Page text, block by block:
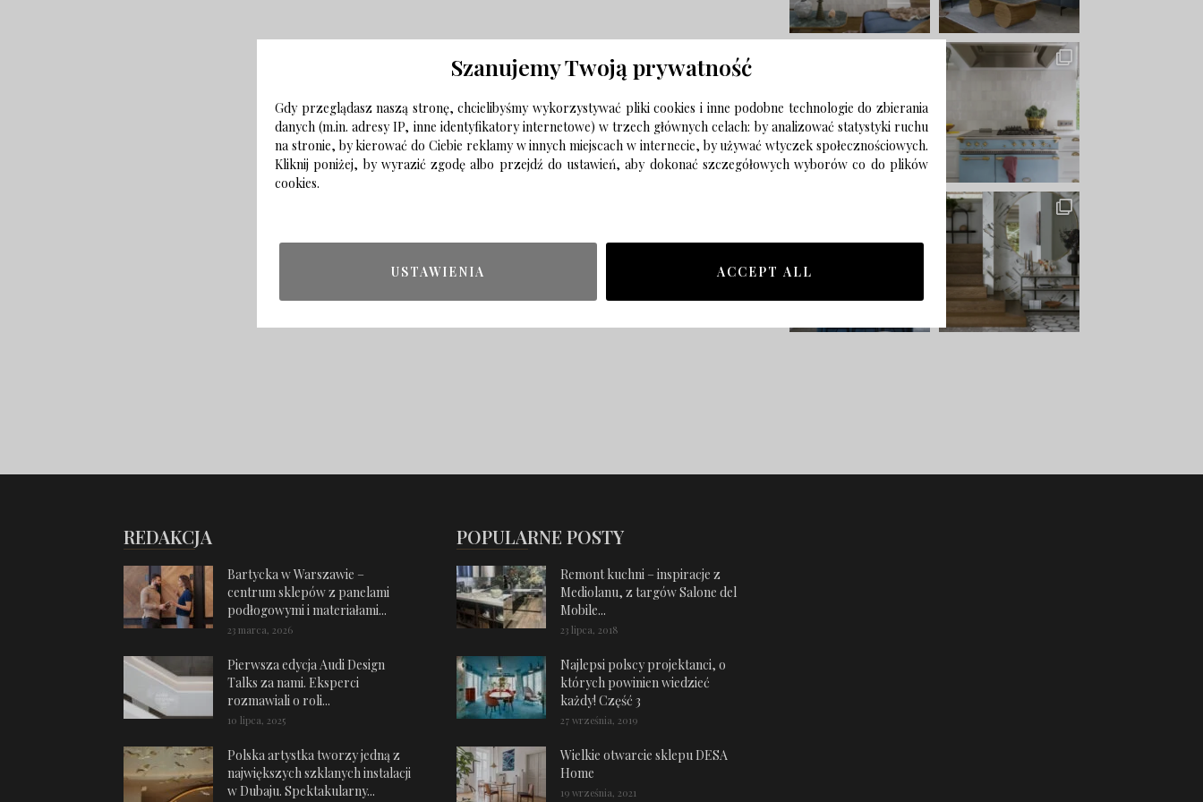
REDAKCJA
Bartycka w Warszawie –
centrum sklepów z panelami
podłogowymi i materiałami...
23 marca, 2026
Pierwsza edycja Audi Design
Talks za nami. Eksperci
rozmawiali o roli...
10 lipca, 2025
Polska artystka tworzy jedną z
największych szklanych instalacji
w Dubaju. Spektakularny...
POPULARNE POSTY
Remont kuchni – inspiracje z
Mediolanu, z targów Salone del
Mobile...
23 lipca, 2018
Najlepsi polscy projektanci, o
których powinien wiedzieć
każdy! Część 3
27 września, 2019
Wielkie otwarcie sklepu DESA
Home
19 września, 2021
Szanujemy Twoją prywatność
Gdy przeglądasz naszą stronę, chcielibyśmy wykorzystywać pliki cookies i inne podobne technologie do zbierania
danych (m.in. adresy IP, inne identyfikatory internetowe) w trzech głównych celach: by analizować statystyki ruchu
na stronie, by kierować do Ciebie reklamy w innych miejscach w internecie, by używać wtyczek społecznościowych.
Kliknij poniżej, by wyrazić zgodę albo przejdź do ustawień, aby dokonać szczegółowych wyborów co do plików
cookies.
USTAWIENIA ACCEPT ALL